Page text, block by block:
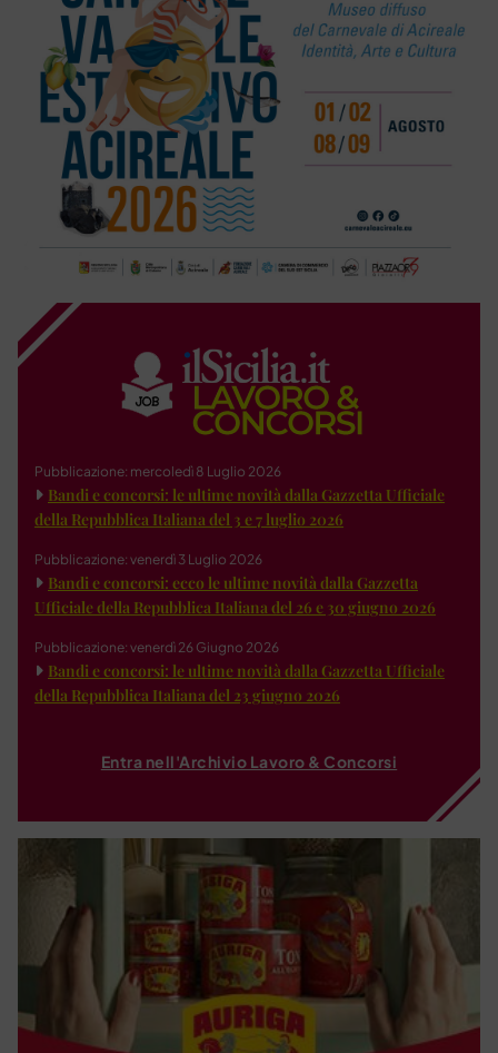
Pubblicazione: mercoledì 8 Luglio 2026
Bandi e concorsi: le ultime novità dalla Gazzetta Ufficiale
della Repubblica Italiana del 3 e 7 luglio 2026
Pubblicazione: venerdì 3 Luglio 2026
Bandi e concorsi: ecco le ultime novità dalla Gazzetta
Ufficiale della Repubblica Italiana del 26 e 30 giugno 2026
Pubblicazione: venerdì 26 Giugno 2026
Bandi e concorsi: le ultime novità dalla Gazzetta Ufficiale
della Repubblica Italiana del 23 giugno 2026
Entra nell'Archivio Lavoro & Concorsi